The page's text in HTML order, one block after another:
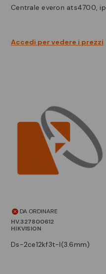
centrale everon ats4700, ip
Accedi per vedere i prezzi
DA ORDINARE
HV.327800612
HIKVISION
ds-2ce12kf3t-l(3.6mm)